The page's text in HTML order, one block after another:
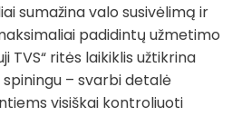
sumažina valo susivėlimą ir
padidintų užmetimo
TVS“ ritės laikiklis užtikrina
– svarbi detalė
visiškai kontroliuoti